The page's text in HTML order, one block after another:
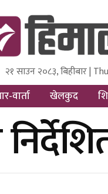
Press Media and
२१ साउन २०८३, बिहीबार |
वार्ता खेलकुद